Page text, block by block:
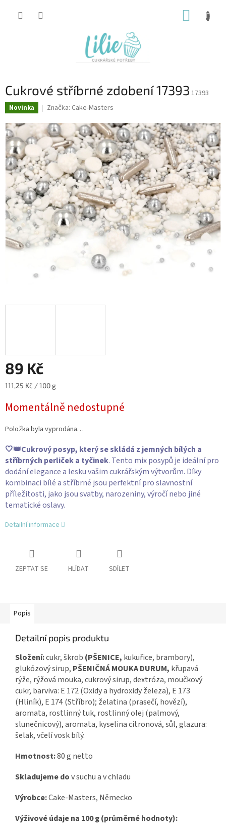
Cukrové stříbrné zdobení 17393 17393
Novinka Značka: Cake-Masters
89 Kč
Měrná
111,25 Kč / 100 g
Momentálně nedostupné
Položka byla vyprodána…
🤍👑Cukrový posyp, který se skládá z jemných bílých a
stříbrných perliček a tyčinek. Tento mix posypů je ideální pro
dodání elegance a lesku vašim cukrářským výtvorům. Díky
kombinaci bílé a stříbrné jsou perfektní pro slavnostní
příležitosti, jako jsou svatby, narozeniny, výročí nebo jiné
tematické oslavy.
Detailní informace
ZEPTAT SE HLÍDAT SDÍLET
Popis
Detailní popis produktu
Složení:cukr, škrob (PŠENICE, kukuřice, brambory),
glukózový sirup, PŠENIČNÁ MOUKA DURUM, křupavá
rýže, rýžová mouka, cukrový sirup, dextróza, moučkový
cukr, barviva: E 172 (Oxidy a hydroxidy železa), E 173
(Hliník), E 174 (Stříbro); želatina (prasečí, hovězí),
aromata, rostlinný tuk, rostlinný olej (palmový,
slunečnicový), aromata, kyselina citronová, sůl, glazura:
šelak, včelí vosk bílý.
Hmotnost:80 g netto
Skladujeme dov suchu a v chladu
Výrobce:Cake-Masters, Německo
Výživové údaje na 100 g (průměrné hodnoty):